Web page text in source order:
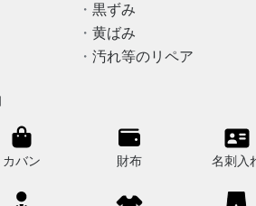
黒ずみ
黄ばみ
汚れ等のリペア
カバン 財布 名刺入